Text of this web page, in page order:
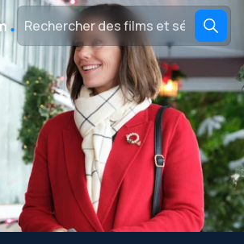
․